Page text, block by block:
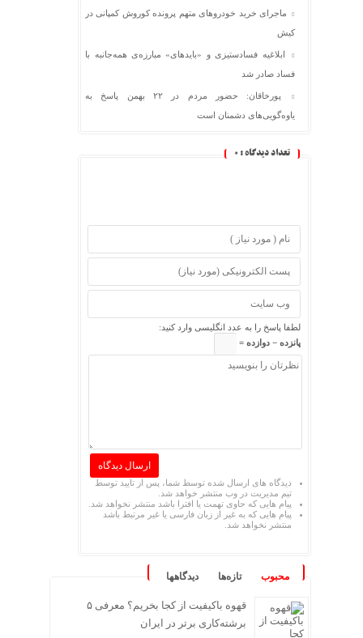
ماجرای خرید خودروهای متهم پرونده کوروش کمپانی در
کیش
ابلاغیه فسادستیزی و «بایدهای» مبارزه‌ی همه‌جانبه با
فساد صادر شد
پورخاقان: حضور مردم در ۲۲ بهمن پاسخ به
یاوه‌گویی‌های دشمنان است
تعداد دیدگاه : 0
لطفا پاسخ را به عدد انگلیسی وارد کنید:
پانزده − دوازده =
دیدگاه های ارسال شده توسط شما، پس از تایید توسط
تیم مدیریت در وب منتشر خواهد شد.
پیام هایی که حاوی تهمت یا افترا باشد منتشر نخواهد شد.
پیام هایی که به غیر از زبان فارسی یا غیر مرتبط باشد
منتشر نخواهد شد.
محبوب تازه‌ها دیدگاهها
قهوه باکیفیت از کجا بخریم؟ معرفی ۵
برشته‌کاری برتر در ایران